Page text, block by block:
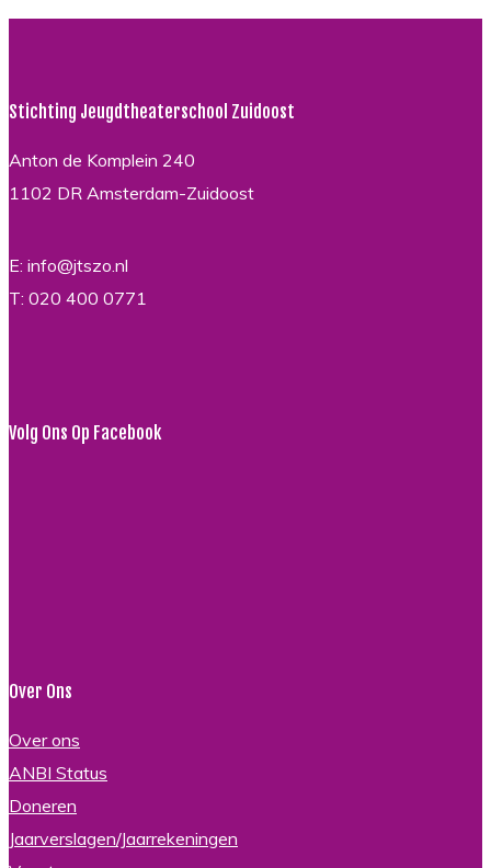
Stichting Jeugdtheaterschool Zuidoost
Anton de Komplein 240
1102 DR Amsterdam-Zuidoost
E: info@jtszo.nl
T: 020 400 0771
Volg Ons Op Facebook
Over Ons
Over ons
ANBI Status
Doneren
Jaarverslagen/Jaarrekeningen